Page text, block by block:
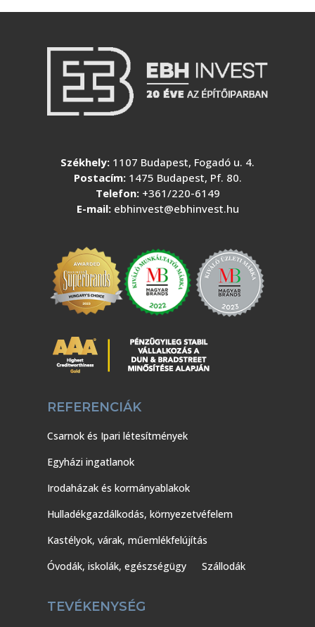
Székhely: 1107 Budapest, Fogadó u. 4.
Postacím:1475 Budapest, Pf. 80.
Telefon: +361/220-6149
E-mail: ebhinvest@ebhinvest.hu
REFERENCIÁK
Csarnok és Ipari létesítmények
Egyházi ingatlanok
Irodaházak és kormányablakok
Hulladékgazdálkodás, környezetvéfelem
Kastélyok, várak, műemlékfelújítás
Óvodák, iskolák, egészségügy
Szállodák
TEVÉKENYSÉG